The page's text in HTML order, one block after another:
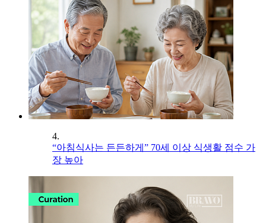
4.
“아침식사는 든든하게” 70세 이상 식생활 점수 가
장 높아